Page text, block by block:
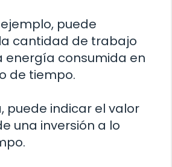
puede
cantidad de trabajo
energía consumida en
de tiempo.
puede indicar el valor
una inversión a lo